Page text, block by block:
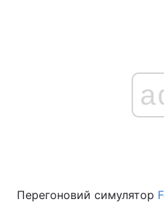
Перегоновий симулятор